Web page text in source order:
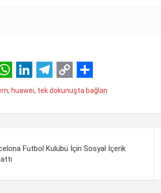
L
n
e
I
T
l
g
a
C
p
L
n
S
a
e
, huawei, tek dokunuşta bağlan
Futbol Kulübü İçin Sosyal İçerik